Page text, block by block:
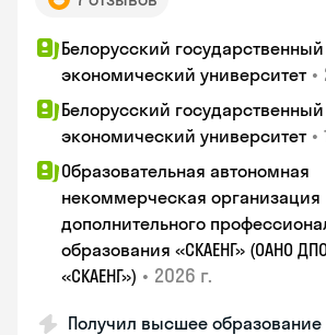
Белорусский государственный
экономический университет •
Белорусский государственный
экономический университет •
Образовательная автономная
некоммерческая организация
дополнительного
образования «СКАЕНГ» (ОАНО
«СКАЕНГ») • 2026 г.
Получил высшее образование